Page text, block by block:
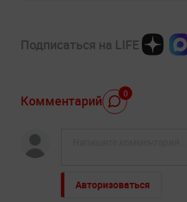
Подписаться на LIFE
Комментарий 0
Авторизоваться